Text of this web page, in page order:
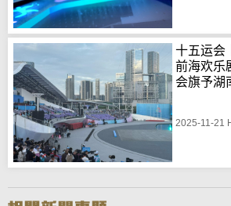
十五运会
前海欢
会旗予湖
2025-11-21